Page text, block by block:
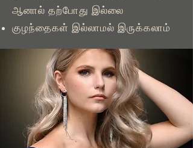
ஆனால் தற்போது இல்லை
குழந்தைகள் இல்லாமல் இருக்கலாம்